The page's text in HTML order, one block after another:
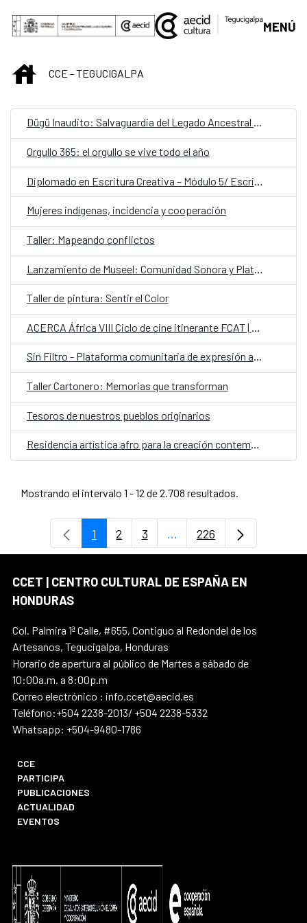
Saltar al contenido principal
MENÚ
INICIOCCE - TEGUCIGALPA
Dügü Inaudito: Salvaguardia del Legado Ancestral Garífuna/ Presentación pública de resultados y diálogo sobre patrimonio vivo
Orgullo 365: el orgullo se vive todo el año
Mujeres indígenas, incidencia y cooperación
Taller: Mapeando conflictos
Taller de pintura: Sentir el Color
ACERCA África VIII Ciclo de cine itinerante FCAT | AECID
Sin Filtro - Plataforma comunitaria de expresión artística
Taller Cartonero: Memorias que transforman
Tesoros de nuestros pueblos originarios
Residencia artística afro para la creación contemporánea colaborativa con comunidades garífunas
Mostrando el intervalo 1 - 12 de 2.708 resultados.
Página
1 Página
2 Página
3 ...Páginas intermedias Use
Página
226
CCET | CENTRO CULTURAL DE ESPAÑA EN
HONDURAS
Col. Palmira 1ª Calle, #655, Contiguo al Redondel de los
Artesanos, Tegucigalpa, Honduras
Horario de apertura al público de Martes a sábado de
10:00a.m. a 8:00p.m
Correo electrónico : info.ccet@aecid.es
Teléfono:+504 2238-2013/ +504 2238-5332
Whatsapp: +504-9480-1786
CCE
PARTICIPA
PUBLICACIONES
ACTUALIDAD
EVENTOS